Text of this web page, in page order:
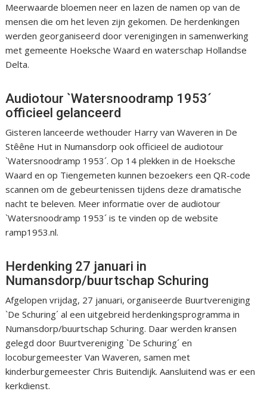
Meerwaarde bloemen neer en lazen de namen op van de
mensen die om het leven zijn gekomen. De herdenkingen
werden georganiseerd door verenigingen in samenwerking
met gemeente Hoeksche Waard en waterschap Hollandse
Delta.
Audiotour `Watersnoodramp 1953´
officieel gelanceerd
Gisteren lanceerde wethouder Harry van Waveren in De
Stêêne Hut in Numansdorp ook officieel de audiotour
`Watersnoodramp 1953´. Op 14 plekken in de Hoeksche
Waard en op Tiengemeten kunnen bezoekers een QR-code
scannen om de gebeurtenissen tijdens deze dramatische
nacht te beleven. Meer informatie over de audiotour
`Watersnoodramp 1953´ is te vinden op de website
ramp1953.nl.
Herdenking 27 januari in
Numansdorp/buurtschap Schuring
Afgelopen vrijdag, 27 januari, organiseerde Buurtvereniging
`De Schuring´ al een uitgebreid herdenkingsprogramma in
Numansdorp/buurtschap Schuring. Daar werden kransen
gelegd door Buurtvereniging `De Schuring´ en
locoburgemeester Van Waveren, samen met
kinderburgemeester Chris Buitendijk. Aansluitend was er een
kerkdienst.